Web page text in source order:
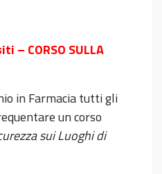
– CORSO SULLA
in Farmacia tutti gli
un corso
sui Luoghi di